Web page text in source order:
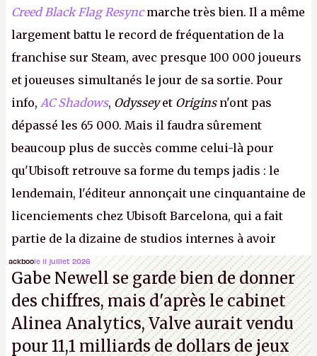
Creed Black Flag Resyncmarche très bien. Il a même
largement battu le record de fréquentation de la
franchise sur Steam, avec presque 100 000 joueurs
et joueuses simultanés le jour de sa sortie. Pour
info, AC Shadows, Odysseyet Originsn'ont pas
dépassé les 65 000. Mais il faudra sûrement
beaucoup plus de succès comme celui-là pour
qu'Ubisoft retrouve sa forme du temps jadis : le
lendemain, l'éditeur annonçait une cinquantaine de
licenciements chez Ubisoft Barcelona, qui a fait
partie de la dizaine de studios internes à avoir
travaillé sur cetAssassin's Creedsous la direction
d'Ubisoft Singapour.A.
ackboole 11 juillet 2026
Gabe Newell se garde bien de donner
des chiffres, mais d'après le cabinet
Alinea Analytics, Valve aurait vendu
pour 11,1 milliards de dollars de jeux